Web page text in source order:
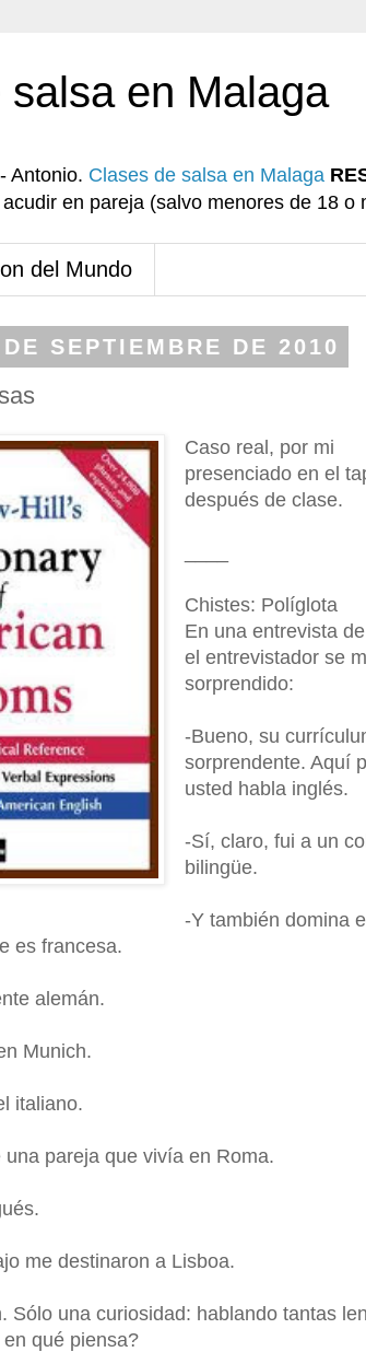
salsa en Malaga
Antonio. Clases de salsa en Malaga
en pareja (salvo menores de 18 o
del Mundo
SEPTIEMBRE DE 2010
Caso real, por mi
presenciado en el
después de clase.
Chistes: Políglota
En una entrevista
el entrevistador se
sorprendido:
-Bueno, su
sorprendente. Aquí
usted habla inglés.
-Sí, claro, fui a un
bilingüe.
-Y también domina
es francesa.
alemán.
Munich.
italiano.
pareja que vivía en Roma.
me destinaron a Lisboa.
Sólo una curiosidad: hablando tantas
qué piensa?